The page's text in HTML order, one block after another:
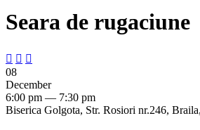
Seara de rugaciune
  
08
December
6:00 pm — 7:30 pm
Biserica Golgota, Str. Rosiori nr.246,